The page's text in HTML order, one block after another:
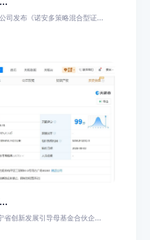
司发布《诺安多策略混合型证...
省创新发展引导母基金合伙企...